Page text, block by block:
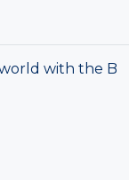
with the B